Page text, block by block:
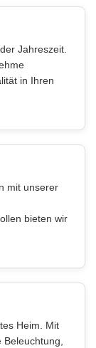
Jahreszeit.
in Ihren
mit unserer
bieten wir
Heim. Mit